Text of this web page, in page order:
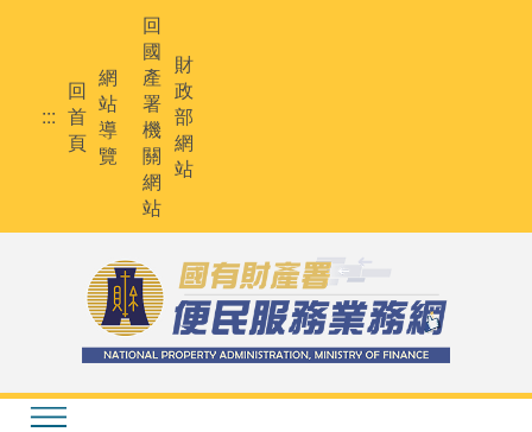
:::
回
首
頁
網
站
導
覽
回
國
產
署
機
關
網
站
財
政
部
網
站